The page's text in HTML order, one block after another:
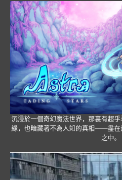
沉浸於一個奇幻魔法世界，那裏有超
緣，也暗藏著不為人知的真相——盡在
之中。